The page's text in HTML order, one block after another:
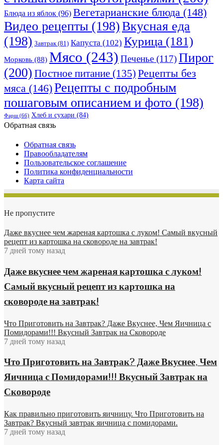
Блюда из яблок (96) Вегетарианские блюда (148)
Видео рецепты (198)Вкусная еда
(198) Завтрак(81) Капуста (102) Курица (181)
Морковь (88) Мясо (243) Печенье (117)Пирог
(200) Постное питание (135) Рецепты без
мяса (146)Рецепты с подробным
пошаговым описанием и фото (198)
Фарш(66) Хлеб и сухари (84)
Обратная связь
Обратная связь
Правообладателям
Пользовательское соглашение
Политика конфиденциальности
Карта сайта
Не пропустите
Даже вкуснее чем жареная картошка с луком! Самый вкусный
рецепт из картошка на сковороде на завтрак!
7 дней тому назад
Даже вкуснее чем жареная картошка с луком!
Самый вкусный рецепт из картошка на
сковороде на завтрак!
Что Приготовить на Завтрак? Даже Вкуснее, Чем Яичница с
Помидорами!!! Вкусный Завтрак на Сковороде
7 дней тому назад
Что Приготовить на Завтрак? Даже Вкуснее, Чем
Яичница с Помидорами!!! Вкусный Завтрак на
Сковороде
Как правильно приготовить яичницу. Что Приготовить на
Завтрак? Вкусный завтрак яичница с помидорами.
7 дней тому назад